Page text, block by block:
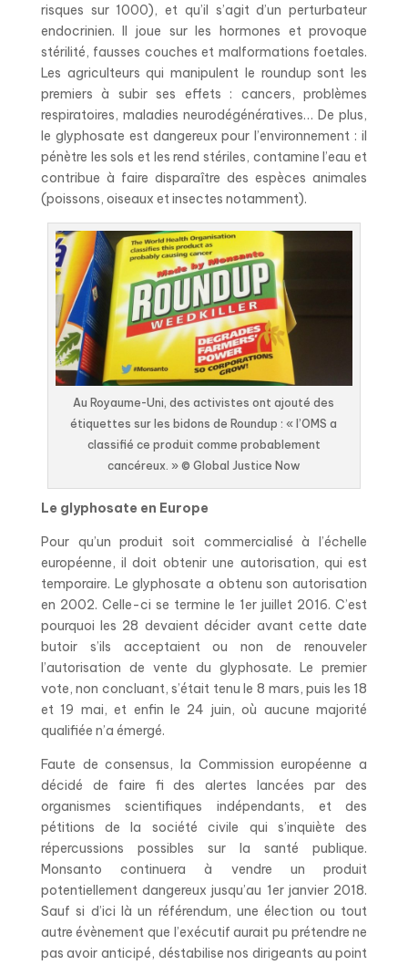
risques sur 1000), et qu’il s’agit d’un perturbateur
endocrinien. Il joue sur les hormones et provoque
stérilité, fausses couches et malformations foetales.
Les agriculteurs qui manipulent le roundup sont les
premiers à subir ses effets : cancers, problèmes
respiratoires, maladies neurodégénératives… De plus,
le glyphosate est dangereux pour l’environnement : il
pénètre les sols et les rend stériles, contamine l’eau et
contribue à faire disparaître des espèces animales
(poissons, oiseaux et insectes notamment).
Au Royaume-Uni, des activistes ont ajouté des
étiquettes sur les bidons de Roundup : « l’OMS a
classifié ce produit comme probablement
cancéreux. » © Global Justice Now
Le glyphosate en Europe
Pour qu’un produit soit commercialisé à l’échelle
européenne, il doit obtenir une autorisation, qui est
temporaire. Le glyphosate a obtenu son autorisation
en 2002. Celle-ci se termine le 1er juillet 2016. C’est
pourquoi les 28 devaient décider avant cette date
butoir s’ils acceptaient ou non de renouveler
l’autorisation de vente du glyphosate. Le premier
vote, non concluant, s’était tenu le 8 mars, puis les 18
et 19 mai, et enfin le 24 juin, où aucune majorité
qualifiée n’a émergé.
Faute de consensus, la Commission européenne a
décidé de faire fi des alertes lancées par des
organismes scientifiques indépendants, et des
pétitions de la société civile qui s’inquiète des
répercussions possibles sur la santé publique.
Monsanto continuera à vendre un produit
potentiellement dangereux jusqu’au 1er janvier 2018.
Sauf si d’ici làun référendum, une élection ou tout
autre évènement que l’exécutif aurait pu prétendre ne
pas avoir anticipé, déstabilise nos dirigeants au point